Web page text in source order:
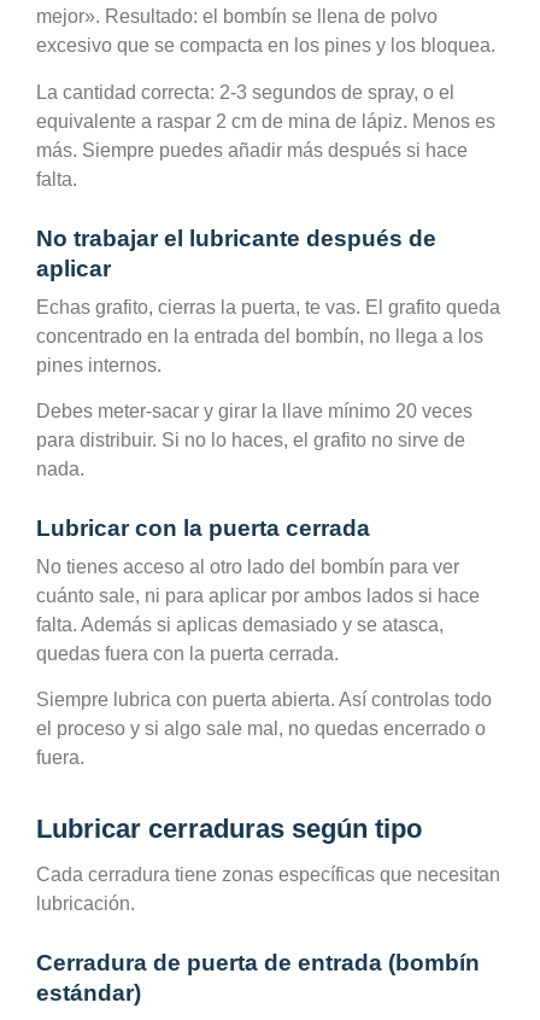
mejor». Resultado: el bombín se llena de polvo
excesivo que se compacta en los pines y los bloquea.
La cantidad correcta: 2-3 segundos de spray, o el
equivalente a raspar 2 cm de mina de lápiz. Menos es
más. Siempre puedes añadir más después si hace
falta.
No trabajar el lubricante después de
aplicar
Echas grafito, cierras la puerta, te vas. El grafito queda
concentrado en la entrada del bombín, no llega a los
pines internos.
Debes meter-sacar y girar la llave mínimo 20 veces
para distribuir. Si no lo haces, el grafito no sirve de
nada.
Lubricar con la puerta cerrada
No tienes acceso al otro lado del bombín para ver
cuánto sale, ni para aplicar por ambos lados si hace
falta. Además si aplicas demasiado y se atasca,
quedas fuera con la puerta cerrada.
Siempre lubrica con puerta abierta. Así controlas todo
el proceso y si algo sale mal, no quedas encerrado o
fuera.
Lubricar cerraduras según tipo
Cada cerradura tiene zonas específicas que necesitan
lubricación.
Cerradura de puerta de entrada (bombín
estándar)